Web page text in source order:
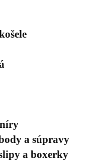
a súpravy
a boxerky